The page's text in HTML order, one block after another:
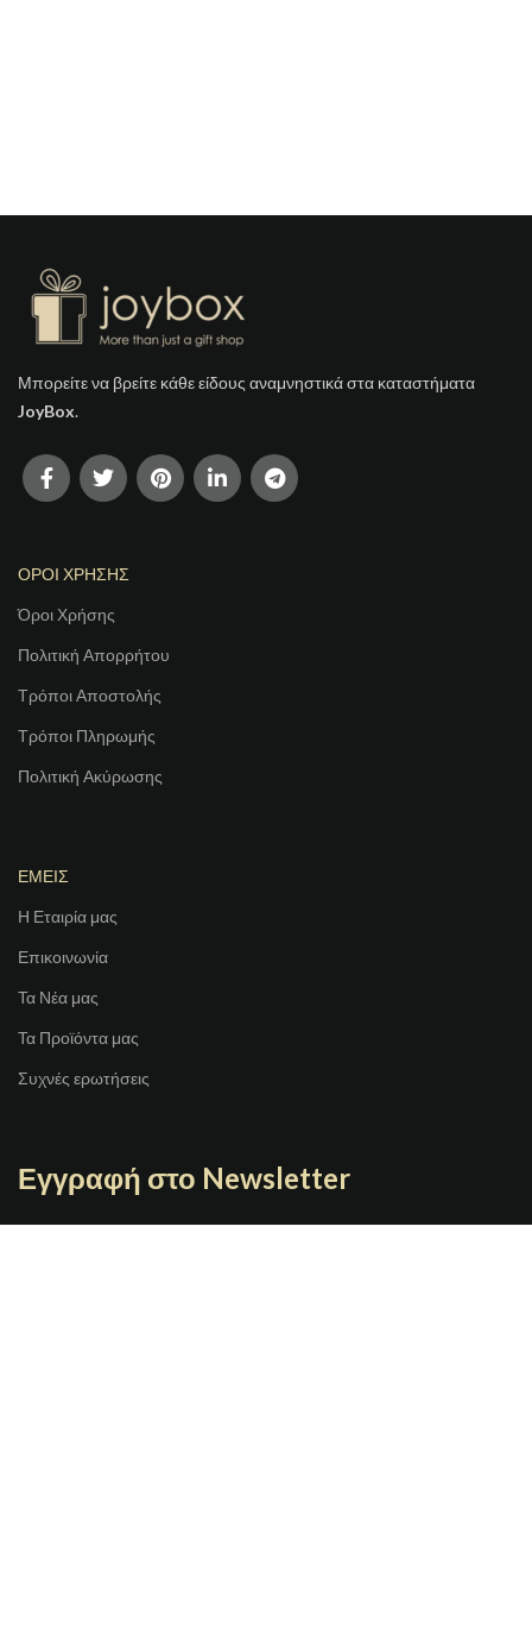
Μπορείτε να βρείτε κάθε είδους αναμνηστικά στα καταστήματα
JoyBox.
ΟΡΟΙ ΧΡΗΣΗΣ
Όροι Χρήσης
Πολιτική Απορρήτου
Τρόποι Αποστολής
Τρόποι Πληρωμής
Πολιτική Ακύρωσης
ΕΜΕΙΣ
Η Εταιρία μας
Επικοινωνία
Τα Νέα μας
Τα Προϊόντα μας
Συχνές ερωτήσεις
Εγγραφή στο Newsletter